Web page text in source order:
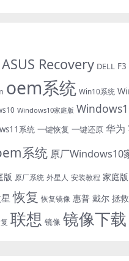
ASUS Recovery DELL F3
oem系统 Win10系统
Windows10家庭版
系统 一键恢复 一键还原 华为
系统 原厂Windows10
版 原厂系统 外星人 安装教程 家庭版
恢复 恢复镜像 惠普 戴尔 拯
联想 镜像 镜像下载